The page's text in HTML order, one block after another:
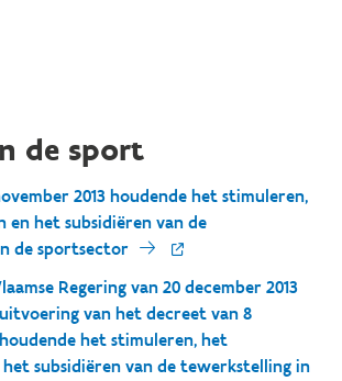
de sport
2013 houdende het stimuleren,
en het subsidiëren van de
de sportsector
Regering van 20 december 2013
van het decreet van 8
het stimuleren, het
subsidiëren van de tewerkstelling in